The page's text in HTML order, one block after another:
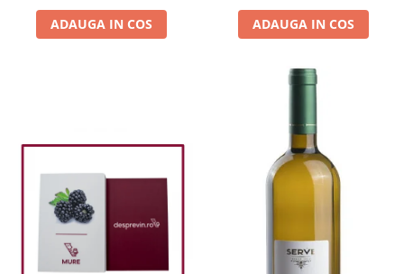
ADAUGA IN COS ADAUGA IN COS